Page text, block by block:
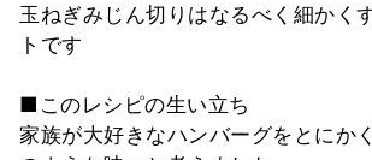
玉ねぎみじん切りはなるべく細かく
トです
■このレシピの生い立ち
家族が大好きなハンバーグをとにか